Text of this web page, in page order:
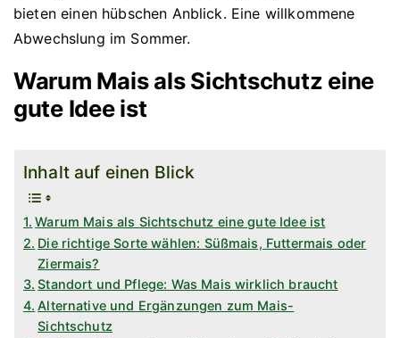
bieten einen hübschen Anblick. Eine willkommene
Abwechslung im Sommer.
Warum Mais als Sichtschutz eine
gute Idee ist
Inhalt auf einen Blick
Warum Mais als Sichtschutz eine gute Idee ist
Die richtige Sorte wählen: Süßmais, Futtermais oder
Ziermais?
Standort und Pflege: Was Mais wirklich braucht
Alternative und Ergänzungen zum Mais-
Sichtschutz